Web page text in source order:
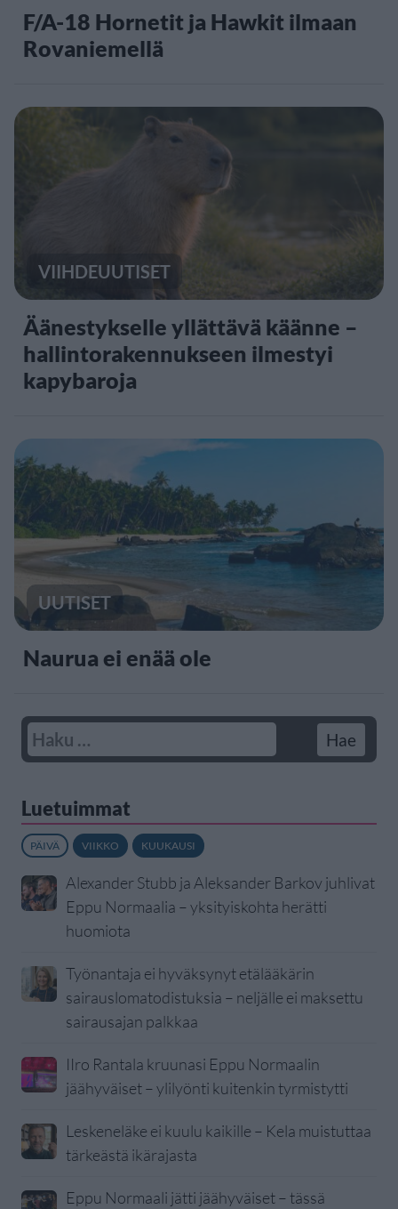
F/A-18 Hornetit ja Hawkit ilmaan
Rovaniemellä
VIIHDEUUTISET
Äänestykselle yllättävä käänne –
hallintorakennukseen ilmestyi
kapybaroja
UUTISET
Naurua ei enää ole
Luetuimmat
PÄIVÄ VIIKKO KUUKAUSI
Alexander Stubb ja Aleksander Barkov juhlivat
Eppu Normaalia – yksityiskohta herätti
huomiota
Työnantaja ei hyväksynyt etälääkärin
sairauslomatodistuksia – neljälle ei maksettu
sairausajan palkkaa
IIro Rantala kruunasi Eppu Normaalin
jäähyväiset – ylilyönti kuitenkin tyrmistytti
Leskeneläke ei kuulu kaikille – Kela muistuttaa
tärkeästä ikärajasta
Eppu Normaali jätti jäähyväiset – tässä